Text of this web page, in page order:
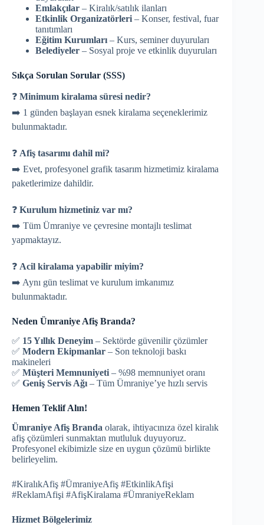
Emlakçılar – Kiralık/satılık ilanları
Etkinlik Organizatörleri – Konser, festival, fuar
tanıtımları
Eğitim Kurumları – Kurs, seminer duyuruları
Belediyeler – Sosyal proje ve etkinlik duyuruları
Sıkça Sorulan Sorular (SSS)
❓ Minimum kiralama süresi nedir?
➡️ 1 günden başlayan esnek kiralama seçeneklerimiz
bulunmaktadır.
❓ Afiş tasarımı dahil mi?
➡️ Evet, profesyonel grafik tasarım hizmetimiz kiralama
paketlerimize dahildir.
❓ Kurulum hizmetiniz var mı?
➡️ Tüm Ümraniye ve çevresine montajlı teslimat
yapmaktayız.
❓ Acil kiralama yapabilir miyim?
➡️ Aynı gün teslimat ve kurulum imkanımız
bulunmaktadır.
Neden Ümraniye Afiş Branda?
✅ 15 Yıllık Deneyim – Sektörde güvenilir çözümler
✅ Modern Ekipmanlar – Son teknoloji baskı
makineleri
✅ Müşteri Memnuniyeti – %98 memnuniyet oranı
✅ Geniş Servis Ağı – Tüm Ümraniye’ye hızlı servis
Hemen Teklif Alın!
Ümraniye Afiş Branda olarak, ihtiyacınıza özel kiralık
afiş çözümleri sunmaktan mutluluk duyuyoruz.
Profesyonel ekibimizle size en uygun çözümü birlikte
belirleyelim.
#KiralıkAfiş #ÜmraniyeAfiş #EtkinlikAfişi
#ReklamAfişi #AfişKiralama #ÜmraniyeReklam
Hizmet Bölgelerimiz